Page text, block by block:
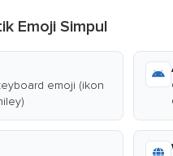
Emoji Simpul
emoji (ikon